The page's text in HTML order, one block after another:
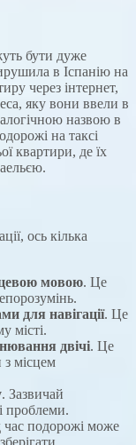
бути дуже
в Іспанію на
через інтернет,
яку вони ввели в
назвою в
на таксі
квартири, де їх
ось кілька
мовою. Це
для навігації. Це
місті.
двічі. Це
місцем
. Зазвичай
проблеми.
час подорожі може